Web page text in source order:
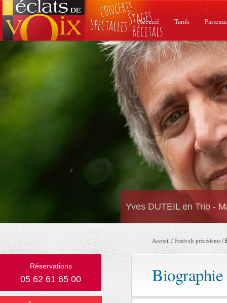
Accueil Tarifs
Yves DUTEIL en Trio -
Réservations
05 62 61 65 00
Accueil /Festivals précédents /